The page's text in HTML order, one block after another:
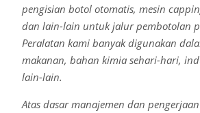
pengisian botol otomatis, mesin
dan lain-lain untuk jalur pembotolan
Peralatan kami banyak digunakan
makanan, bahan kimia sehari-hari,
lain-lain.
Atas dasar manajemen dan